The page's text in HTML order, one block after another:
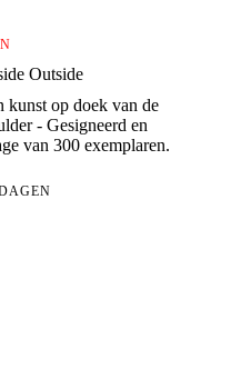
Outside
kunst op doek van de
- Gesigneerd en
van 300 exemplaren.